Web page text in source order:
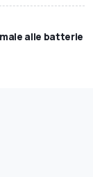
alle batterie